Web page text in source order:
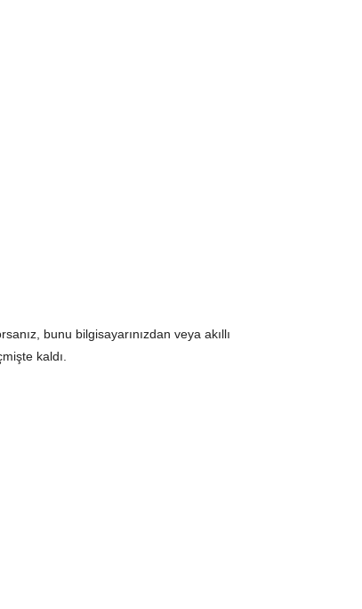
bunu bilgisayarınızdan veya akıllı
kaldı.